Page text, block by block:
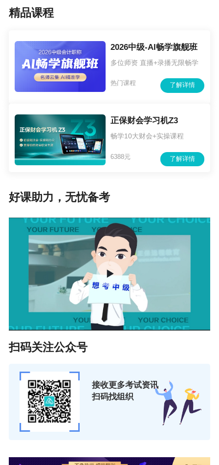
号）严肃处理。
视会计专业技术资格证书管理工作，落实“谁主管、谁负
责，谁办理、谁保管、谁负责”的工作机制，公开办理程
序，优化办理流程，为考生提供便捷服务。
1.长春市：长春市会计考试中心（长春市前进大街2688号，
长春市财政局综合办公楼C座二楼会计大厅），0431－8986
5971；
岛街永春胡同8号），0432－62011331；
3.四平市：四平市财政局五楼会计科1（四平市铁西区市府
路2号），0434－3215082；
4.辽源市：辽源市财政局会计科（辽源市人民大街3386
号），0437－3252494；
5.通化市：通化市财政局二楼223室（通化市新桥路259
号），0435－3502223；
6.白山市：白山市财政局会计科（白山市浑江区长白山大街
2726号），0439－3226392；
7.白城市：白城市中小企业服务中心四楼（白城市海明东路
25号），0436－3330351；
8.延边州：延边州财政局会计处412室（延吉市延龙路608
号），0433－2876085；
南街2050号），0438－5075053；
精品课程
2026中级-AI畅学旗舰班
多位师资 直播+录播无限畅学
了解详情
热门课程
正保财会学习机Z3
畅学10大财会+实操课程
了解详情
6388元
好课助力，无忧备考
扫码关注公众号
接收更多考试资讯
扫码找组织